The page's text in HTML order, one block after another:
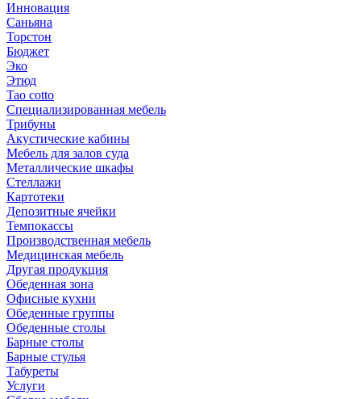
Инновация
Саньяна
Торстон
Бюджет
Эко
Этюд
Tao cotto
Специализированная мебель
Трибуны
Акустические кабины
Мебель для залов суда
Металлические шкафы
Стеллажи
Картотеки
Депозитные ячейки
Темпокассы
Производственная мебель
Медицинская мебель
Другая продукция
Обеденная зона
Офисные кухни
Обеденные группы
Обеденные столы
Барные столы
Барные стулья
Табуреты
Услуги